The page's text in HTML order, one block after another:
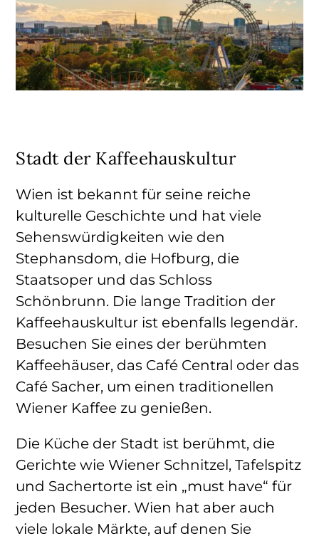
Stadt der Kaffeehauskultur
Wien ist bekannt für seine reiche
kulturelle Geschichte und hat viele
Sehenswürdigkeiten wie den
Stephansdom, die Hofburg, die
Staatsoper und das Schloss
Schönbrunn. Die lange Tradition der
Kaffeehauskultur ist ebenfalls legendär.
Besuchen Sie eines der berühmten
Kaffeehäuser, das Café Central oder das
Café Sacher, um einen traditionellen
Wiener Kaffee zu genießen.
Die Küche der Stadt ist berühmt, die
Gerichte wie Wiener Schnitzel, Tafelspitz
und Sachertorte ist ein „must have“ für
jeden Besucher. Wien hat aber auch
viele lokale Märkte, auf denen Sie